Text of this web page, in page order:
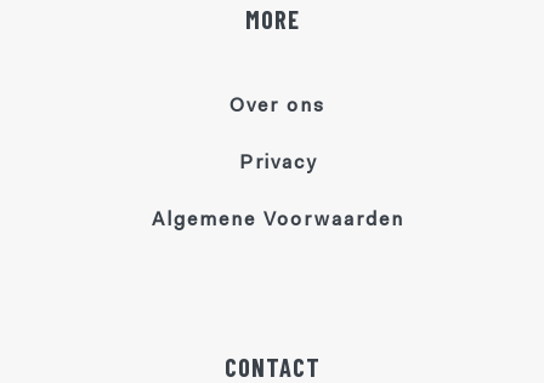
MORE
Over ons
Privacy
Algemene Voorwaarden
CONTACT